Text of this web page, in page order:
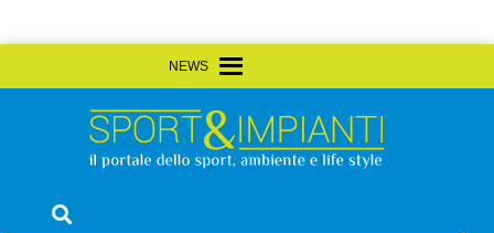
to
Sport&Impianti